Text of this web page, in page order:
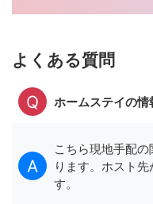
よくある質問
ホームステイの情
こちら現地手配
ります。ホスト
す。